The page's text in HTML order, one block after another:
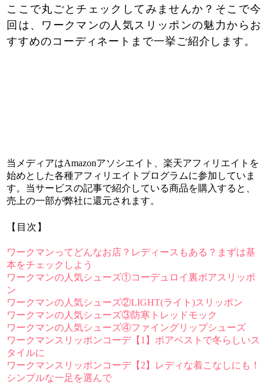
ここで丸ごとチェックしてみませんか？そこで今
回は、ワークマンの人気スリッポンの魅力からお
すすめのコーディネートまで一挙ご紹介します。
当メディアはAmazonアソシエイト、楽天アフィリエイトを
始めとした各種アフィリエイトプログラムに参加していま
す。当サービスの記事で紹介している商品を購入すると、
売上の一部が弊社に還元されます。
【目次】
ワークマンってどんなお店？レディースもある？まずは基
本をチェックしよう
ワークマンの人気シューズ①コーデュロイ裏ボアスリッポ
ン
ワークマンの人気シューズ②LIGHT(ライト)スリッポン
ワークマンの人気シューズ③防寒トレッドモック
ワークマンの人気シューズ④ファイングリップシューズ
ワークマンスリッポンコーデ【1】ボアベストで冬らしいス
タイルに
ワークマンスリッポンコーデ【2】レディな着こなしにも！
シンプルな一足を選んで